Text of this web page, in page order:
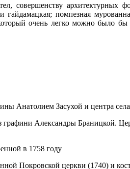
совершенству архитектурных
помпезная
очень легко можно было
Анатолием Засухой и центра села
Александры Браницкой.
в 1758 году
Покровской церкви (1740) и